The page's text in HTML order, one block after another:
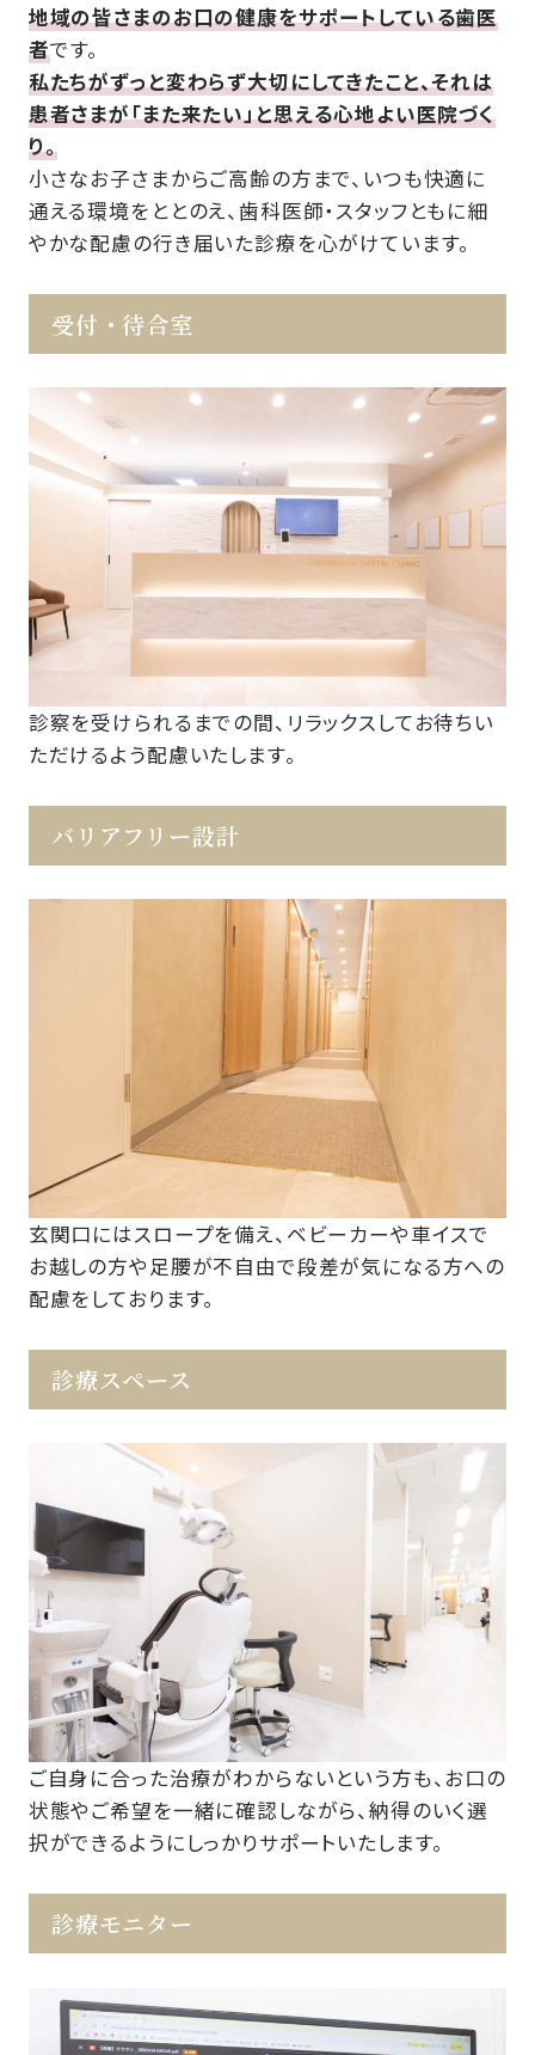
地域の皆さまのお口の健康をサポートしている歯医
者です。
私たちがずっと変わらず大切にしてきたこと、それは
患者さまが「また来たい」と思える心地よい医院づく
り。
小さなお子さまからご高齢の方まで、いつも快適に
通える環境をととのえ、歯科医師・スタッフともに細
やかな配慮の行き届いた診療を心がけています。
受付・待合室
診察を受けられるまでの間、リラックスしてお待ちい
ただけるよう配慮いたします。
バリアフリー設計
玄関口にはスロープを備え、ベビーカーや車イスで
お越しの方や足腰が不自由で段差が気になる方への
配慮をしております。
診療スペース
ご自身に合った治療がわからないという方も、お口の
状態やご希望を一緒に確認しながら、納得のいく選
択ができるようにしっかりサポートいたします。
診療モニター